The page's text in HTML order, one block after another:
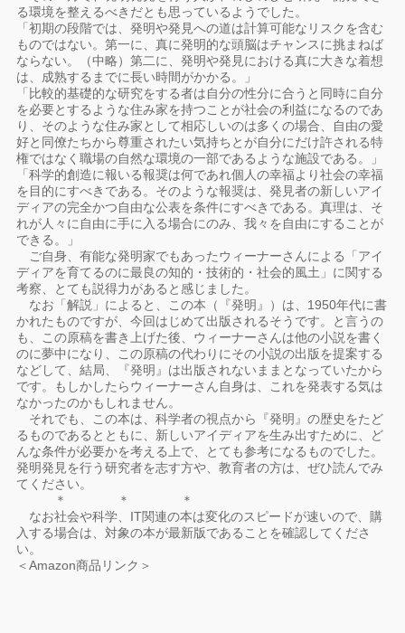
る環境を整えるべきだとも思っているようでした。
「初期の段階では、発明や発見への道は計算可能なリスクを含む
ものではない。第一に、真に発明的な頭脳はチャンスに挑まねば
ならない。（中略）第二に、発明や発見における真に大きな着想
は、成熟するまでに長い時間がかかる。」
「比較的基礎的な研究をする者は自分の性分に合うと同時に自分
を必要とするような住み家を持つことが社会の利益になるのであ
り、そのような住み家として相応しいのは多くの場合、自由の愛
好と同僚たちから尊重されたい気持ちとが自分にだけ許される特
権ではなく職場の自然な環境の一部であるような施設である。」
「科学的創造に報いる報奨は何であれ個人の幸福より社会の幸福
を目的にすべきである。そのような報奨は、発見者の新しいアイ
ディアの完全かつ自由な公表を条件にすべきである。真理は、そ
れが人々に自由に手に入る場合にのみ、我々を自由にすることが
できる。」
ご自身、有能な発明家でもあったウィーナーさんによる「アイ
ディアを育てるのに最良の知的・技術的・社会的風土」に関する
考察、とても説得力があると感じました。
なお「解説」によると、この本（『発明』）は、1950年代に書
かれたものですが、今回はじめて出版されるそうです。と言うの
も、この原稿を書き上げた後、ウィーナーさんは他の小説を書く
のに夢中になり、この原稿の代わりにその小説の出版を提案する
などして、結局、『発明』は出版されないままとなっていたから
です。もしかしたらウィーナーさん自身は、これを発表する気は
なかったのかもしれません。
それでも、この本は、科学者の視点から『発明』の歴史をたど
るものであるとともに、新しいアイディアを生み出すために、ど
んな条件が必要かを考える上で、とても参考になるものでした。
発明発見を行う研究者を志す方や、教育者の方は、ぜひ読んでみ
てください。
＊ ＊ ＊
なお社会や科学、IT関連の本は変化のスピードが速いので、購
入する場合は、対象の本が最新版であることを確認してくださ
い。
＜Amazon商品リンク＞